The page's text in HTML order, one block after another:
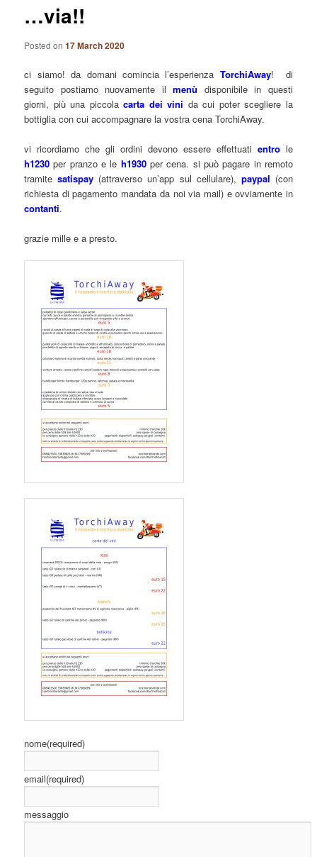
…via!!
Posted on17 March 2020
ci siamo! da domani comincia l’esperienza TorchiAway! di
seguito postiamo nuovamente ilmenù disponibile in questi
giorni, più una piccolacarta dei vini da cui poter scegliere la
bottiglia con cui accompagnare la vostra cena TorchiAway.
vi ricordiamo che gli ordini devono essere effettuati entrole
h1230 per pranzo e le h1930 per cena. si può pagare in remoto
tramitesatispay (attraverso un’app sul cellulare), paypal (con
richiesta di pagamento mandata da noi via mail) e ovviamente in
contanti.
grazie mille e a presto.
nome(required)
email(required)
messaggio